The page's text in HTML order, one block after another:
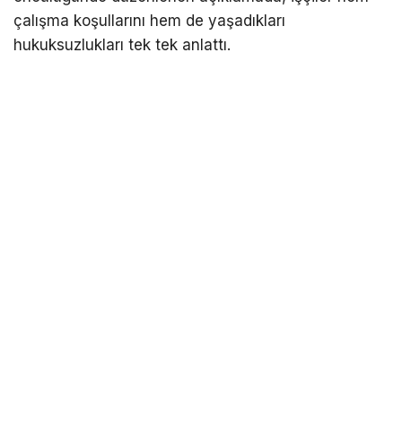
çalışma koşullarını hem de yaşadıkları
hukuksuzlukları tek tek anlattı.